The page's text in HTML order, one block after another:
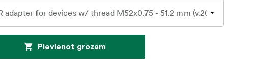
Pievienot grozam